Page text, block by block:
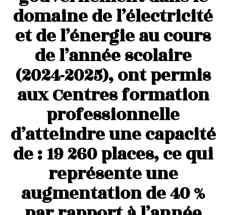
domaine de l’électricité
et de l’énergie au cours
de l’année scolaire
(2024-2025), ont permis
aux Centres formation
professionnelle
d’atteindre une capacité
de : 19 260 places, ce qui
représente une
augmentation de 40 %